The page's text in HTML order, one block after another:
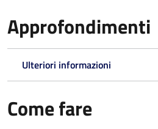
Approfondimenti
Ulteriori informazioni
Come fare